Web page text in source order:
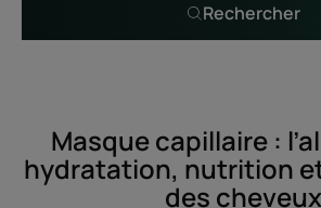
Rechercher
Masque capillaire :
hydratation, nutrition
des cheveux